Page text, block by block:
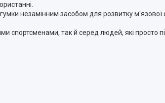
незамінним засобом для розвитку м'язової
спортсменами, так й серед людей, які просто